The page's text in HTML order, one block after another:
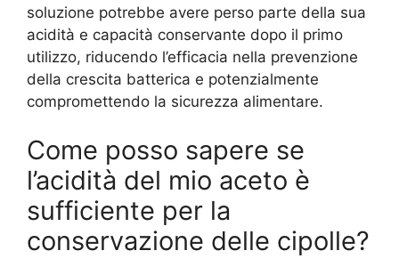
soluzione potrebbe avere perso parte della sua
acidità e capacità conservante dopo il primo
utilizzo, riducendo l’efficacia nella prevenzione
della crescita batterica e potenzialmente
compromettendo la sicurezza alimentare.
Come posso sapere se
l’acidità del mio aceto è
sufficiente per la
conservazione delle cipolle?